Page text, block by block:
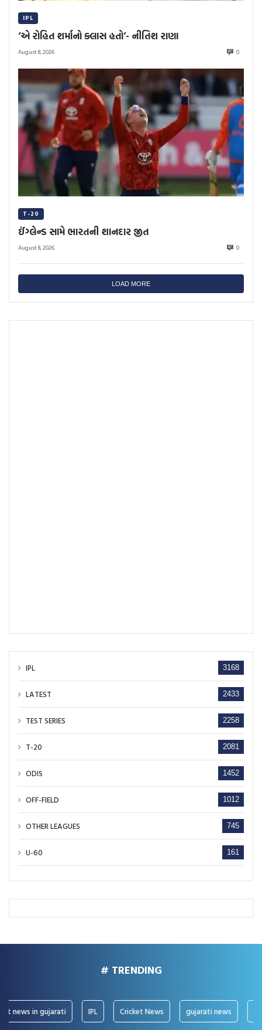
IPL
‘એ રોહિત શર્માનો ક્લાસ હતો’- નીતિશ રાણા
August 8, 2026 0
T-20
ઈંગ્લેન્ડ સામે ભારતની શાનદાર જીત
August 8, 2026 0
LOAD MORE
IPL 3168
LATEST 2433
TEST SERIES 2258
T-20 2081
ODIS 1452
OFF-FIELD 1012
OTHER LEAGUES 745
U-60 161
# TRENDING
in gujarati Cricket News gujarati news